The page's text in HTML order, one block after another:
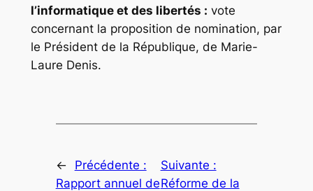
l’informatique et des libertés : vote
concernant la proposition de nomination, par
le Président de la République, de Marie-
Laure Denis.
←
Précédente :
Rapport annuel de
Suivante :
Réforme de la